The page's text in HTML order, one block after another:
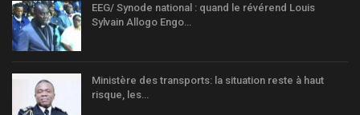
EEG/ Synode national : quand le révérend Louis
Sylvain Allogo Engo…
Ministère des transports: la situation reste à haut
risque, les…